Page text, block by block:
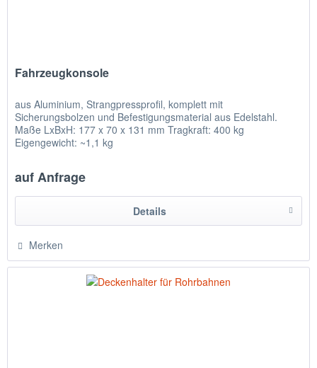
Fahrzeugkonsole
aus Aluminium, Strangpressprofil, komplett mit
Sicherungsbolzen und Befestigungsmaterial aus Edelstahl.
Maße LxBxH: 177 x 70 x 131 mm Tragkraft: 400 kg
Eigengewicht: ~1,1 kg
auf Anfrage
Details
Merken